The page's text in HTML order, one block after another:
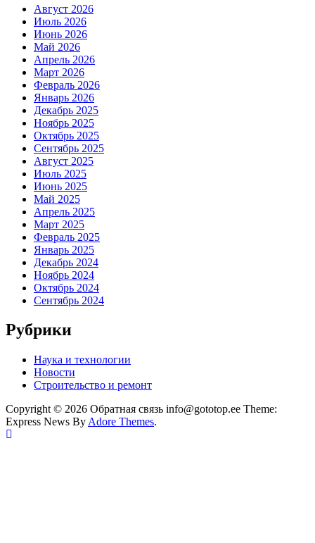
Август 2026
Июль 2026
Июнь 2026
Май 2026
Апрель 2026
Март 2026
Февраль 2026
Январь 2026
Декабрь 2025
Ноябрь 2025
Октябрь 2025
Сентябрь 2025
Август 2025
Июль 2025
Июнь 2025
Май 2025
Апрель 2025
Март 2025
Февраль 2025
Январь 2025
Декабрь 2024
Ноябрь 2024
Октябрь 2024
Сентябрь 2024
Рубрики
Наука и технологии
Новости
Строительство и ремонт
Copyright © 2026 Обратная связь info@gototop.ee Theme:
Express News By Adore Themes.